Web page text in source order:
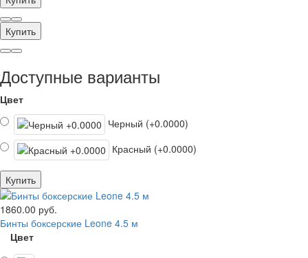
Купить
Доступные варианты
Цвет
Черный (+0.0000)
Красный (+0.0000)
Купить
1860.00 руб.
Бинты боксерские Leone 4.5 м
Цвет